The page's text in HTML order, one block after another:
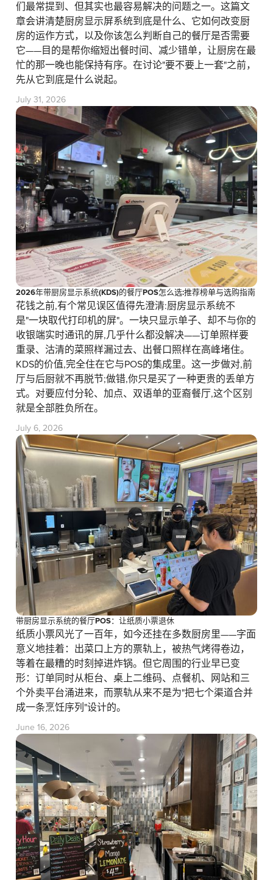
们最常提到、但其实也最容易解决的问题之一。这篇文
章会讲清楚厨房显示屏系统到底是什么、它如何改变厨
房的运作方式，以及你该怎么判断自己的餐厅是否需要
它——目的是帮你缩短出餐时间、减少错单，让厨房在最
忙的那一晚也能保持有序。在讨论"要不要上一套"之前，
先从它到底是什么说起。
July 31, 2026
2026年带厨房显示系统(KDS)的餐厅POS怎么选:推荐榜单与选购指南
花钱之前,有个常见误区值得先澄清:厨房显示系统不
是"一块取代打印机的屏"。一块只显示单子、却不与你的
收银端实时通讯的屏,几乎什么都没解决——订单照样要
重录、沽清的菜照样漏过去、出餐口照样在高峰堵住。
KDS的价值,完全住在它与POS的集成里。这一步做对,前
厅与后厨就不再脱节;做错,你只是买了一种更贵的丢单方
式。对要应付分轮、加点、双语单的亚裔餐厅,这个区别
就是全部胜负所在。
July 6, 2026
带厨房显示系统的餐厅POS：让纸质小票退休
纸质小票风光了一百年，如今还挂在多数厨房里——字面
意义地挂着：出菜口上方的票轨上，被热气烤得卷边，
等着在最糟的时刻掉进炸锅。但它周围的行业早已变
形：订单同时从柜台、桌上二维码、点餐机、网站和三
个外卖平台涌进来，而票轨从来不是为"把七个渠道合并
成一条烹饪序列"设计的。
June 16, 2026